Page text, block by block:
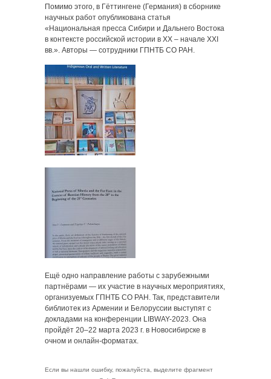
Помимо этого, в Гёттингене (Германия) в сборнике
научных работ опубликована статья
«Национальная пресса Сибири и Дальнего Востока
в контексте российской истории в ХХ – начале XXI
вв.». Авторы — сотрудники ГПНТБ СО РАН.
Ещё одно направление работы с зарубежными
партнёрами — их участие в научных мероприятиях,
организуемых ГПНТБ СО РАН. Так, представители
библиотек из Армении и Белоруссии выступят с
докладами на конференции LIBWAY-2023. Она
пройдёт 20–22 марта 2023 г. в Новосибирске в
очном и онлайн-форматах.
Если вы нашли ошибку, пожалуйста, выделите фрагмент